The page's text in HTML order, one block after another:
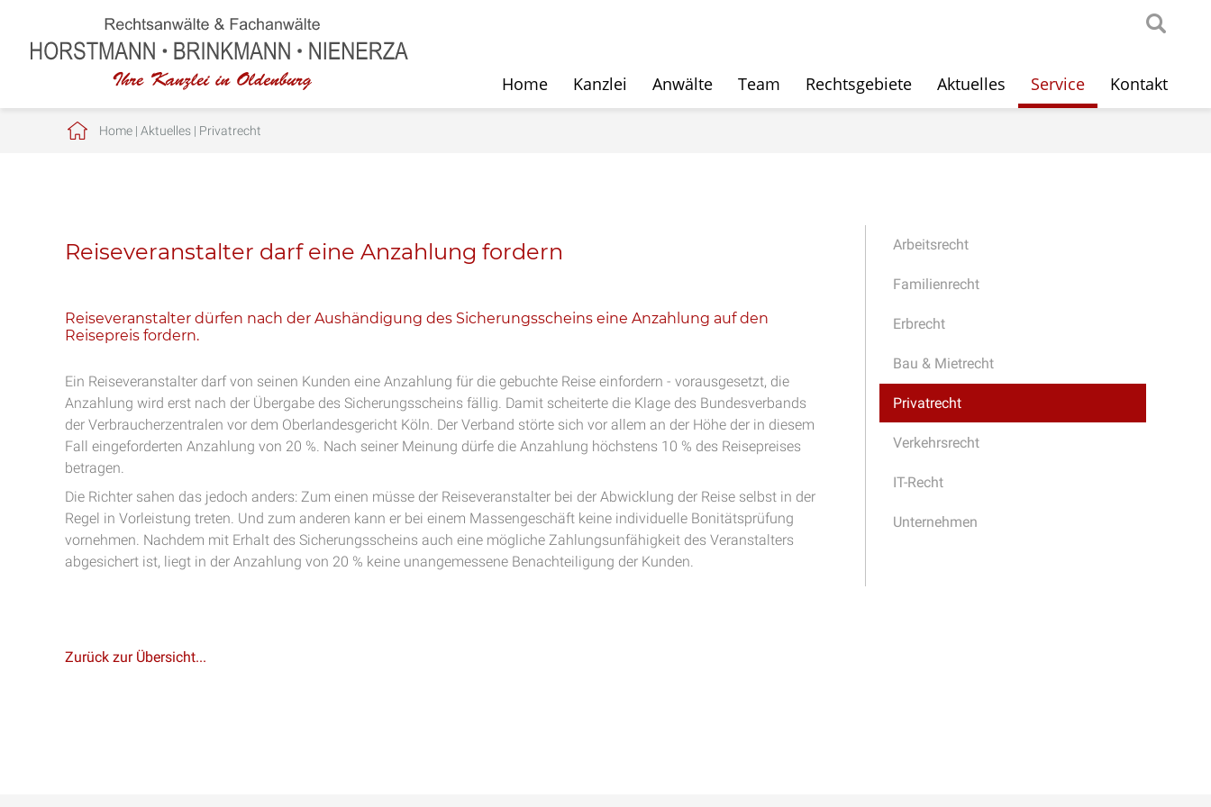
Home Kanzlei Anwälte Team Rechtsgebiete Aktuelles Service Kontakt
Home| Aktuelles| Privatrecht
Arbeitsrecht
Familienrecht
Erbrecht
Bau & Mietrecht
Privatrecht
Verkehrsrecht
IT-Recht
Unternehmen
Reiseveranstalter darf eine Anzahlung fordern
Reiseveranstalter dürfen nach der Aushändigung des Sicherungsscheins eine Anzahlung auf den
Reisepreis fordern.
Ein Reiseveranstalter darf von seinen Kunden eine Anzahlung für die gebuchte Reise einfordern - vorausgesetzt, die
Anzahlung wird erst nach der Übergabe des Sicherungsscheins fällig. Damit scheiterte die Klage des Bundesverbands
der Verbraucherzentralen vor dem Oberlandesgericht Köln. Der Verband störte sich vor allem an der Höhe der in diesem
Fall eingeforderten Anzahlung von 20 %. Nach seiner Meinung dürfe die Anzahlung höchstens 10 % des Reisepreises
betragen.
Die Richter sahen das jedoch anders: Zum einen müsse der Reiseveranstalter bei der Abwicklung der Reise selbst in der
Regel in Vorleistung treten. Und zum anderen kann er bei einem Massengeschäft keine individuelle Bonitätsprüfung
vornehmen. Nachdem mit Erhalt des Sicherungsscheins auch eine mögliche Zahlungsunfähigkeit des Veranstalters
abgesichert ist, liegt in der Anzahlung von 20 % keine unangemessene Benachteiligung der Kunden.
Zurück zur Übersicht...